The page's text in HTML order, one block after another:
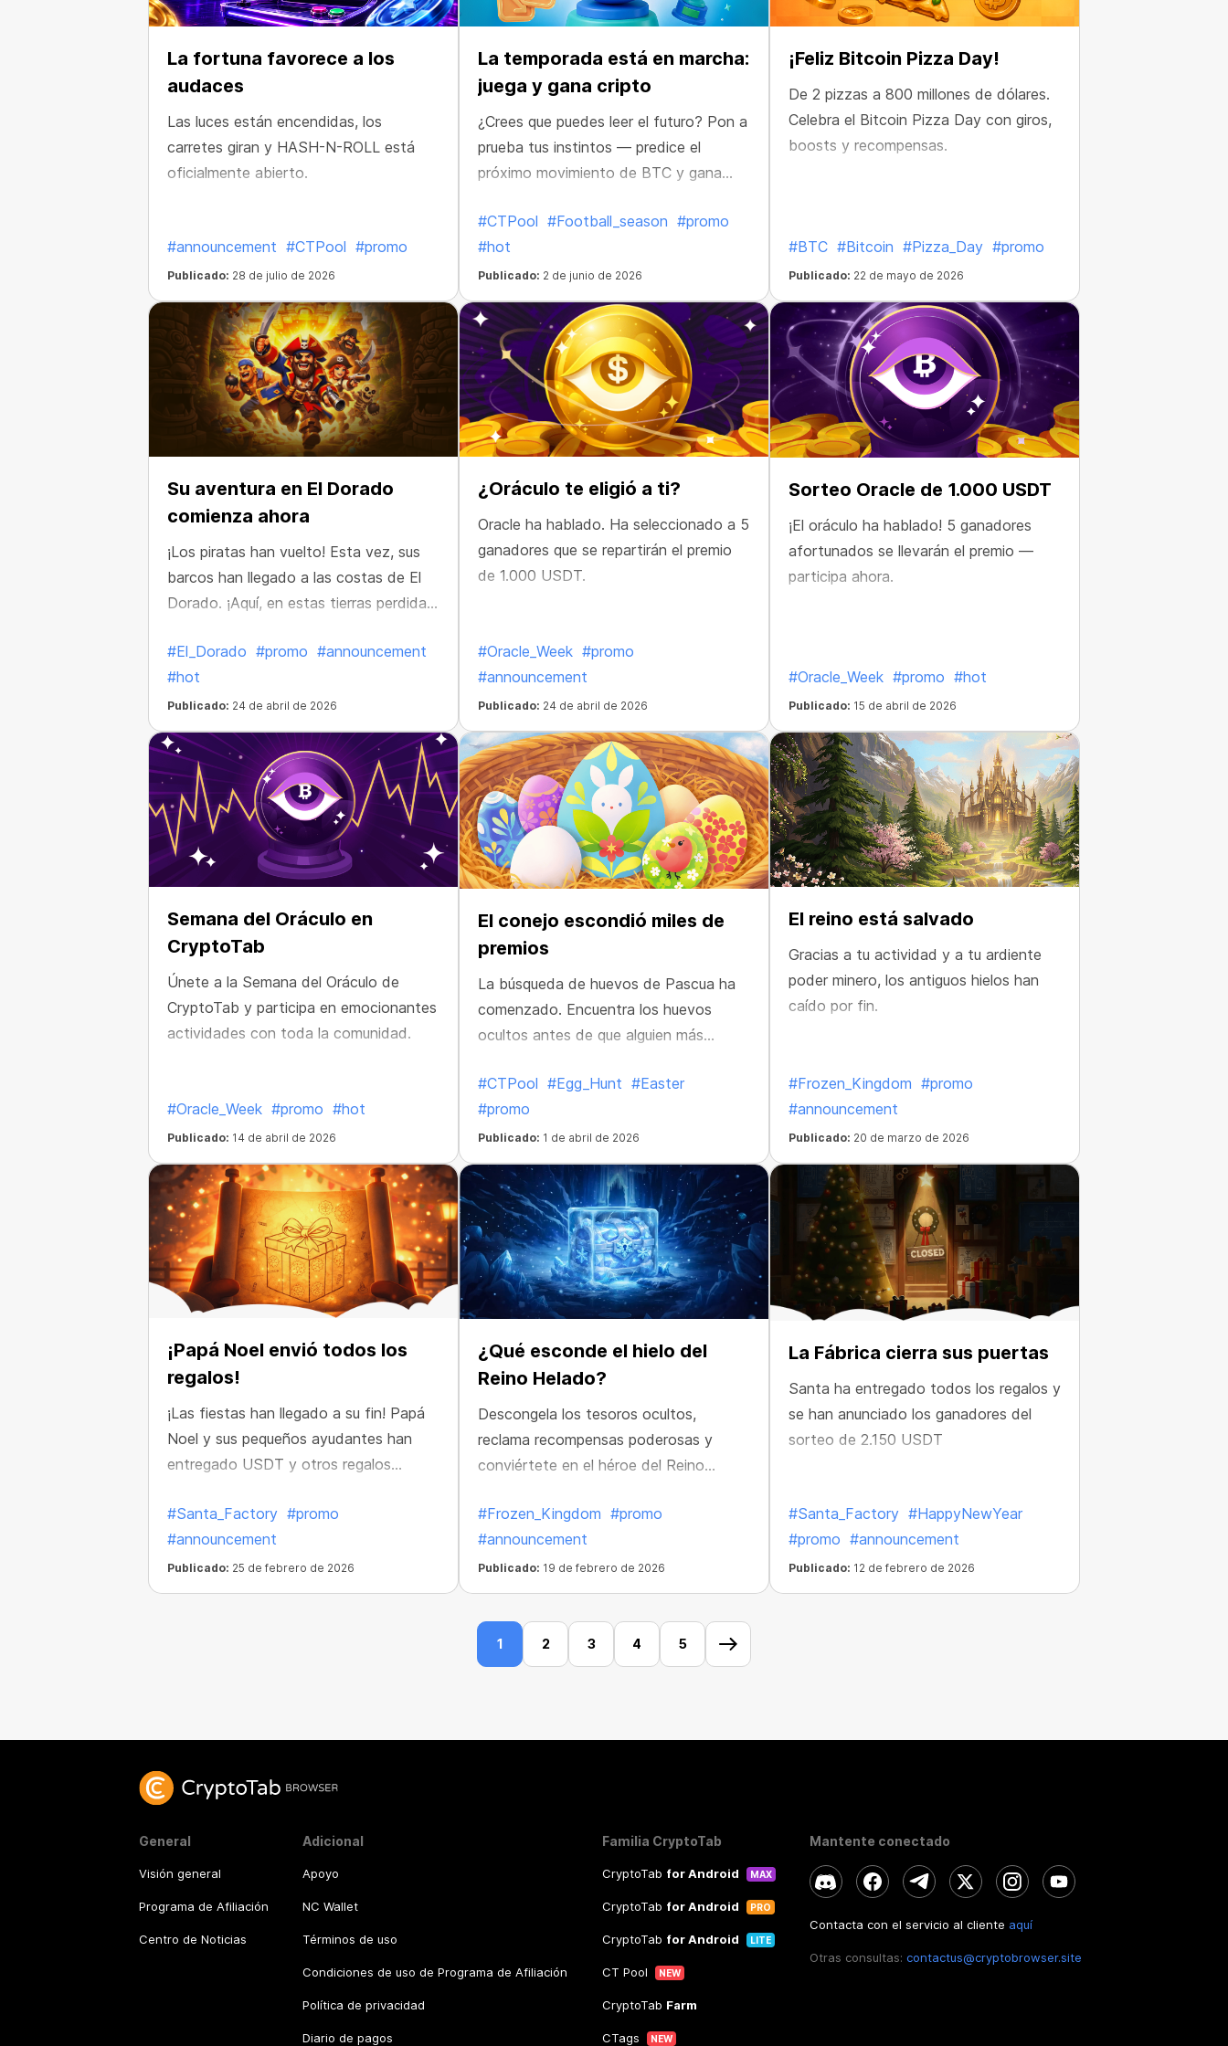
La fortuna favorece a los
audaces
Las luces están encendidas, los
carretes giran y HASH-N-ROLL está
oficialmente abierto.
#announcement #CTPool #promo
Publicado: 28 de julio de 2026
La temporada está en marcha:
juega y gana cripto
¿Crees que puedes leer el futuro? Pon a
prueba tus instintos — predice el
próximo movimiento de BTC y gana
#CTPool #Football_season #promo
#hot
Publicado: 2 de junio de 2026
¡Feliz Bitcoin Pizza Day!
De 2 pizzas a 800 millones de dólares.
Celebra el Bitcoin Pizza Day con giros,
boosts y recompensas.
#BTC #Bitcoin #Pizza_Day #promo
Publicado: 22 de mayo de 2026
Su aventura en El Dorado
comienza ahora
¡Los piratas han vuelto! Esta vez, sus
barcos han llegado a las costas de El
Dorado. ¡Aquí, en estas tierras perdidas,
repletos de riquezas increíbles!
#El_Dorado #promo #announcement
#hot
Publicado: 24 de abril de 2026
¿Oráculo te eligió a ti?
Oracle ha hablado. Ha seleccionado a 5
ganadores que se repartirán el premio
de 1.000 USDT.
#Oracle_Week #promo
#announcement
Publicado: 24 de abril de 2026
Sorteo Oracle de 1.000 USDT
¡El oráculo ha hablado! 5 ganadores
afortunados se llevarán el premio —
participa ahora.
#Oracle_Week #promo #hot
Publicado: 15 de abril de 2026
Semana del Oráculo en
CryptoTab
Únete a la Semana del Oráculo de
CryptoTab y participa en emocionantes
actividades con toda la comunidad.
#Oracle_Week #promo #hot
Publicado: 14 de abril de 2026
El conejo escondió miles de
premios
La búsqueda de huevos de Pascua ha
comenzado. Encuentra los huevos
ocultos antes de que alguien más
#CTPool #Egg_Hunt #Easter
#promo
Publicado: 1 de abril de 2026
El reino está salvado
Gracias a tu actividad y a tu ardiente
poder minero, los antiguos hielos han
caído por fin.
#Frozen_Kingdom #promo
#announcement
Publicado: 20 de marzo de 2026
¡Papá Noel envió todos los
regalos!
¡Las fiestas han llegado a su fin! Papá
Noel y sus pequeños ayudantes han
entregado USDT y otros regalos
ganadores.
#Santa_Factory #promo
#announcement
Publicado: 25 de febrero de 2026
¿Qué esconde el hielo del
Reino Helado?
Descongela los tesoros ocultos,
reclama recompensas poderosas y
conviértete en el héroe del Reino
para siempre.
#Frozen_Kingdom #promo
#announcement
Publicado: 19 de febrero de 2026
La Fábrica cierra sus puertas
Santa ha entregado todos los regalos y
se han anunciado los ganadores del
sorteo de 2.150 USDT
#Santa_Factory #HappyNewYear
#promo #announcement
Publicado: 12 de febrero de 2026
1 2 3 4 5
General
Visión general
Programa de Afiliación
Centro de Noticias
Adicional
Apoyo
NC Wallet
Términos de uso
Condiciones de uso de Programa de Afiliación
Política de privacidad
Diario de pagos
Familia CryptoTab
CryptoTab for Android MAX
CryptoTab for Android PRO
CryptoTab for Android LITE
CT Pool NEW
CryptoTab Farm
CTags NEW
Mantente conectado
Contacta con el servicio al cliente aquí
Otras consultas: contactus@cryptobrowser.site